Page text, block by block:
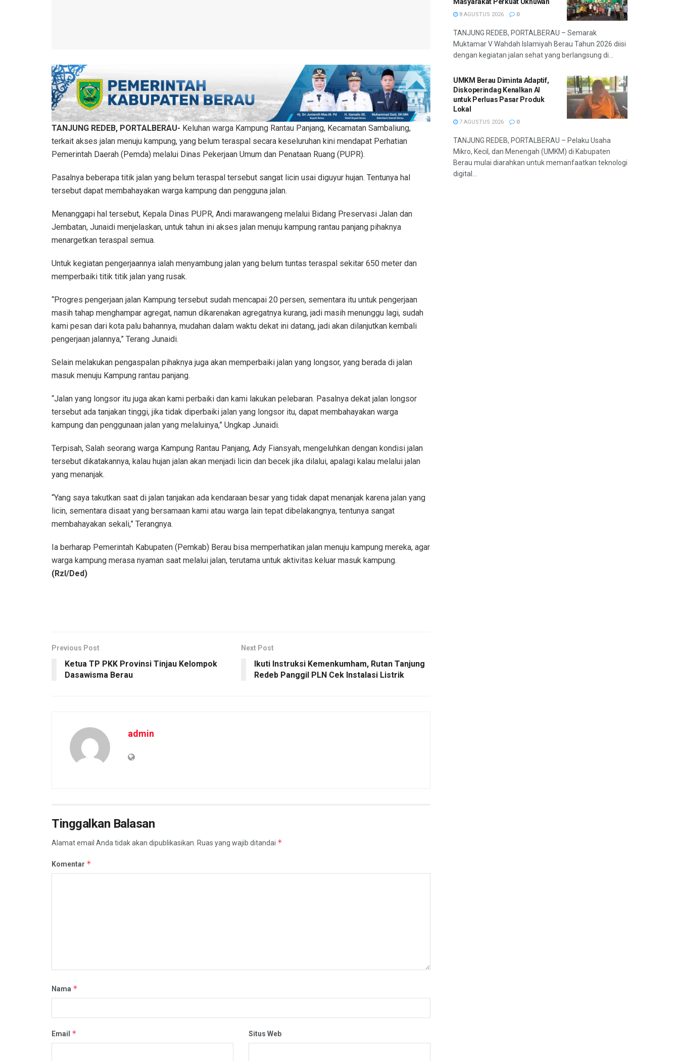
TANJUNG REDEB, PORTALBERAU- Keluhan warga Kampung Rantau Panjang, Kecamatan Sambaliung,
terkait akses jalan menuju kampung, yang belum teraspal secara keseluruhan kini mendapat Perhatian
Pemerintah Daerah (Pemda) melalui Dinas Pekerjaan Umum dan Penataan Ruang (PUPR).
Pasalnya beberapa titik jalan yang belum teraspal tersebut sangat licin usai diguyur hujan. Tentunya hal
tersebut dapat membahayakan warga kampung dan pengguna jalan.
Menanggapi hal tersebut, Kepala Dinas PUPR, Andi marawangeng melalui Bidang Preservasi Jalan dan
Jembatan, Junaidi menjelaskan, untuk tahun ini akses jalan menuju kampung rantau panjang pihaknya
menargetkan teraspal semua.
Untuk kegiatan pengerjaannya ialah menyambung jalan yang belum tuntas teraspal sekitar 650 meter dan
memperbaiki titik titik jalan yang rusak.
“Progres pengerjaan jalan Kampung tersebut sudah mencapai 20 persen, sementara itu untuk pengerjaan
masih tahap menghampar agregat, namun dikarenakan agregatnya kurang, jadi masih menunggu lagi, sudah
kami pesan dari kota palu bahannya, mudahan dalam waktu dekat ini datang, jadi akan dilanjutkan kembali
pengerjaan jalannya,” Terang Junaidi.
Selain melakukan pengaspalan pihaknya juga akan memperbaiki jalan yang longsor, yang berada di jalan
masuk menuju Kampung rantau panjang.
“Jalan yang longsor itu juga akan kami perbaiki dan kami lakukan pelebaran. Pasalnya dekat jalan longsor
tersebut ada tanjakan tinggi, jika tidak diperbaiki jalan yang longsor itu, dapat membahayakan warga
kampung dan penggunaan jalan yang melaluinya,” Ungkap Junaidi.
Terpisah, Salah seorang warga Kampung Rantau Panjang, Ady Fiansyah, mengeluhkan dengan kondisi jalan
tersebut dikatakannya, kalau hujan jalan akan menjadi licin dan becek jika dilalui, apalagi kalau melalui jalan
yang menanjak.
“Yang saya takutkan saat di jalan tanjakan ada kendaraan besar yang tidak dapat menanjak karena jalan yang
licin, sementara disaat yang bersamaan kami atau warga lain tepat dibelakangnya, tentunya sangat
membahayakan sekali,” Terangnya.
Ia berharap Pemerintah Kabupaten (Pemkab) Berau bisa memperhatikan jalan menuju kampung mereka, agar
warga kampung merasa nyaman saat melalui jalan, terutama untuk aktivitas keluar masuk kampung.
(Rzl/Ded)
Previous Post
Ketua TP PKK Provinsi Tinjau Kelompok
Dasawisma Berau
Next Post
Ikuti Instruksi Kemenkumham, Rutan Tanjung
Redeb Panggil PLN Cek Instalasi Listrik
admin
Tinggalkan Balasan
Alamat email Anda tidak akan dipublikasikan. Ruas yang wajib ditandai *
Komentar *
Nama *
Email * Situs Web
8 AGUSTUS 2026 0
TANJUNG REDEB, PORTALBERAU – Semarak
Muktamar V Wahdah Islamiyah Berau Tahun 2026 diisi
dengan kegiatan jalan sehat yang berlangsung di...
UMKM Berau Diminta Adaptif,
Diskoperindag Kenalkan AI
untuk Perluas Pasar Produk
Lokal
7 AGUSTUS 2026 0
TANJUNG REDEB, PORTALBERAU – Pelaku Usaha
Mikro, Kecil, dan Menengah (UMKM) di Kabupaten
Berau mulai diarahkan untuk memanfaatkan teknologi
digital...